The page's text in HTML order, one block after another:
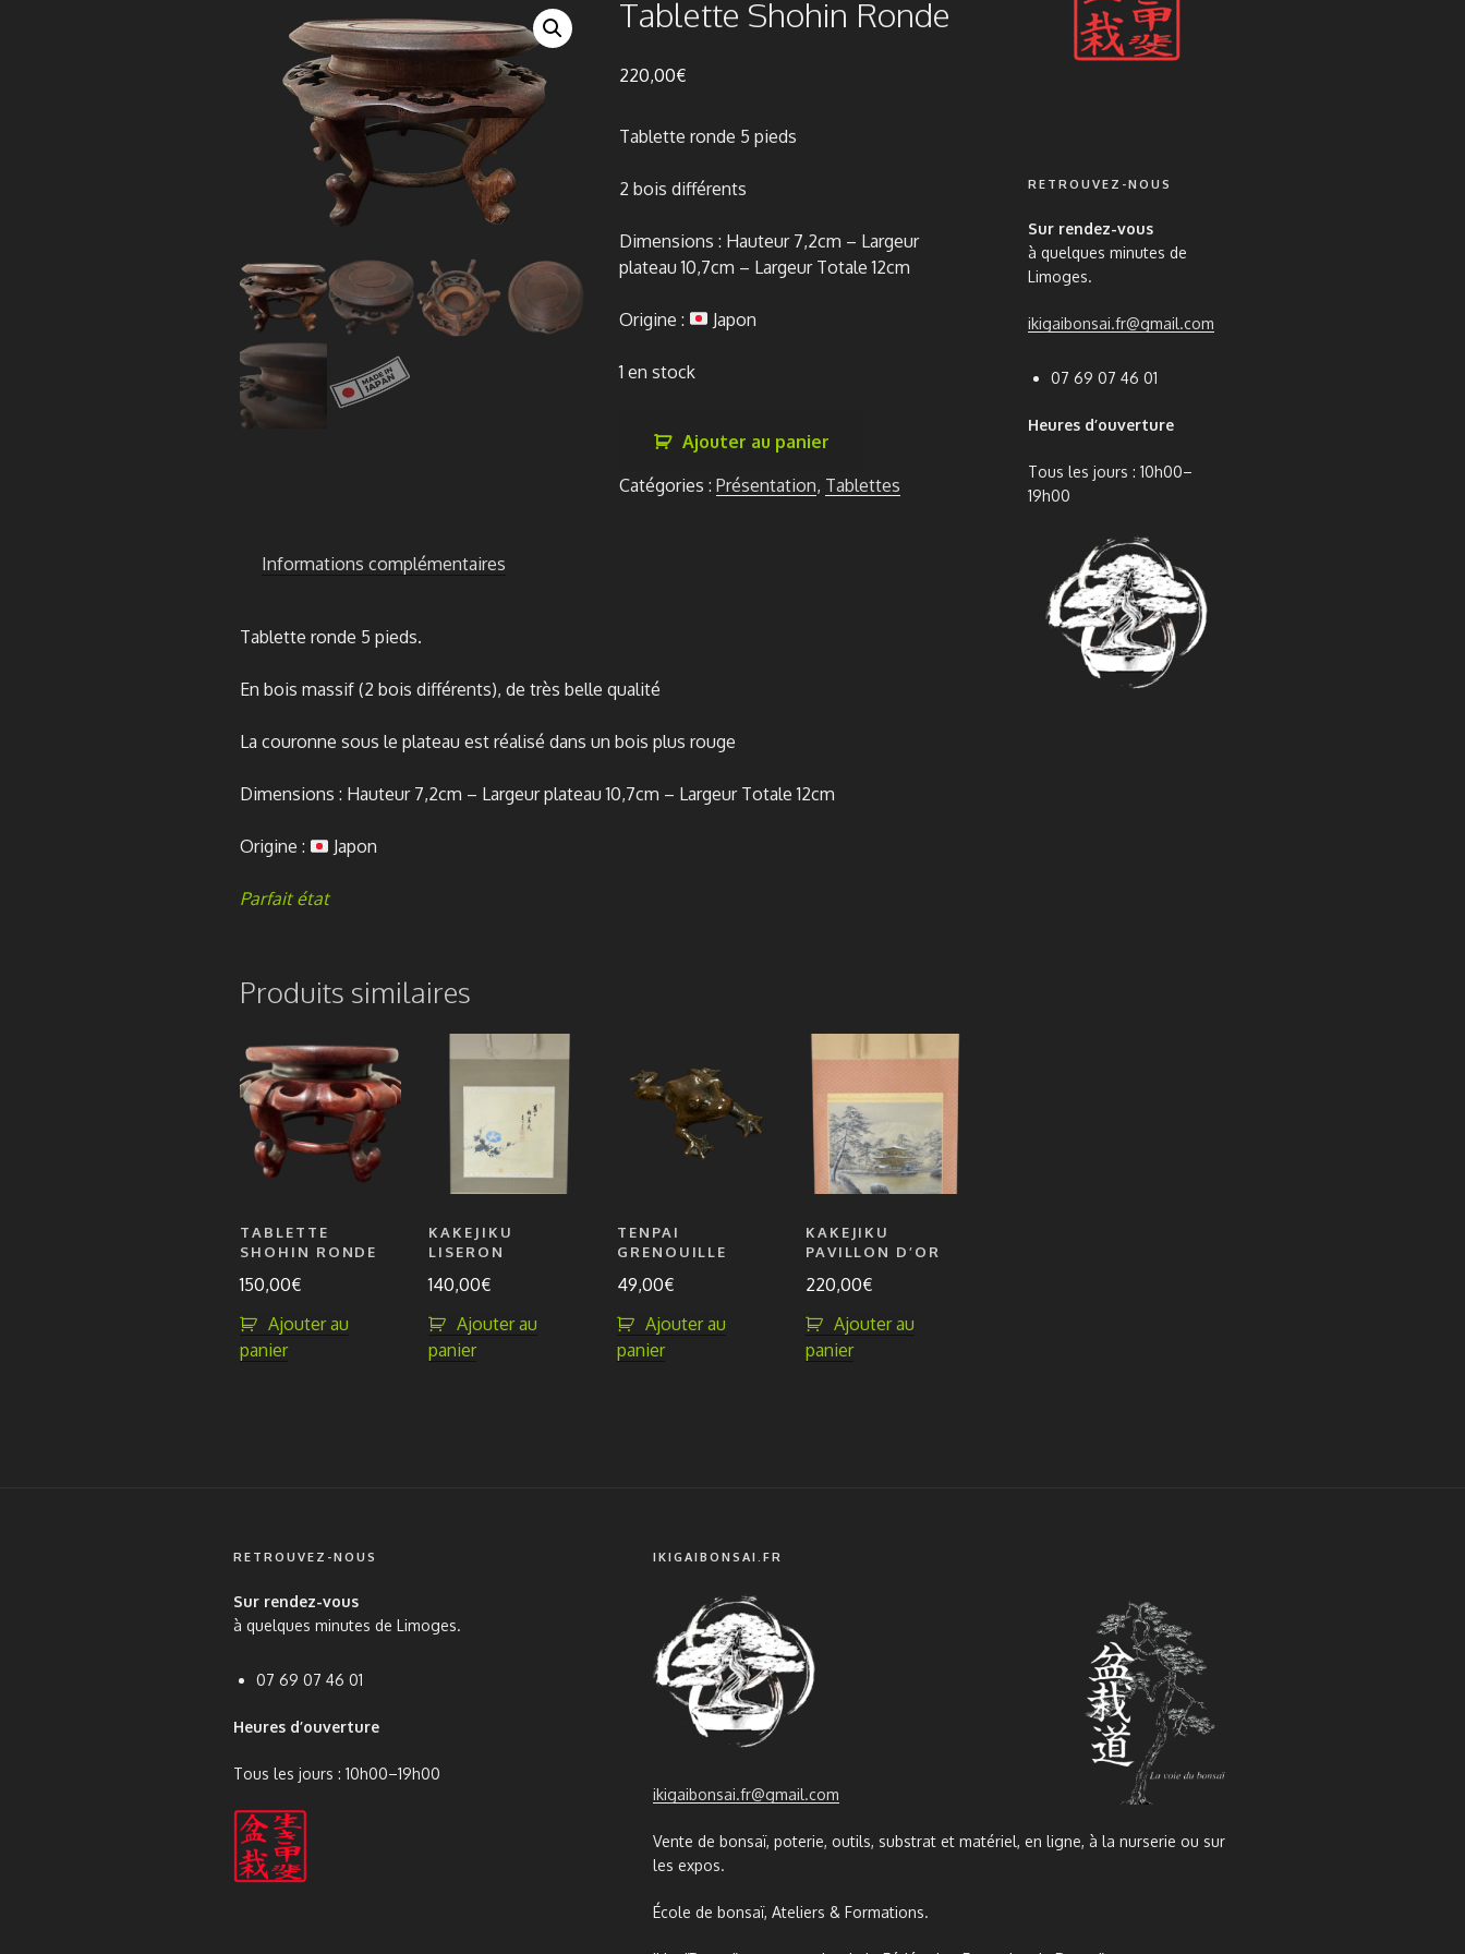
Tablette Shohin Ronde
220,00€
Tablette ronde 5 pieds
2 bois différents
Dimensions : Hauteur 7,2cm – Largeur
plateau 10,7cm – Largeur Totale 12cm
Origine : Japon
1 en stock
Tablette
Shohin
Ajouter au panier
Catégories : Présentation, Tablettes
Informations complémentaires
Tablette ronde 5 pieds.
En bois massif (2 bois différents), de très belle qualité
La couronne sous le plateau est réalisé dans un bois plus rouge
Dimensions : Hauteur 7,2cm – Largeur plateau 10,7cm – Largeur Totale 12cm
Origine : Japon
Parfait état
Produits similaires
TABLETTE
SHOHIN RONDE
150,00€
Ajouter au
panier
KAKEJIKU
LISERON
140,00€
Ajouter au
panier
TENPAI
GRENOUILLE
49,00€
Ajouter au
panier
KAKEJIKU
PAVILLON D’OR
220,00€
Ajouter au
panier
RETROUVEZ-NOUS
Sur rendez-vous
à quelques minutes de
Limoges.
ikigaibonsai.fr@gmail.com
07 69 07 46 01
Heures d’ouverture
Tous les jours : 10h00–
19h00
RETROUVEZ-NOUS
Sur rendez-vous
à quelques minutes de Limoges.
07 69 07 46 01
Heures d’ouverture
Tous les jours : 10h00–19h00
IKIGAIBONSAI.FR
ikigaibonsai.fr@gmail.com
Vente de bonsaï, poterie, outils, substrat et matériel, en ligne, à la nurserie ou sur
les expos.
École de bonsaï, Ateliers & Formations.